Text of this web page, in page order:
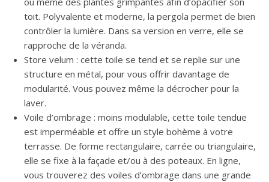
toit. Polyvalente et moderne, la pergola permet de bien
contrôler la lumière. Dans sa version en verre, elle se
rapproche de la véranda.
Store velum : cette toile se tend et se replie sur une
structure en métal, pour vous offrir davantage de
modularité. Vous pouvez même la décrocher pour la
laver.
Voile d’ombrage : moins modulable, cette toile tendue
est imperméable et offre un style bohème à votre
terrasse. De forme rectangulaire, carrée ou triangulaire,
elle se fixe à la façade et/ou à des poteaux. En ligne,
vous trouverez des voiles d’ombrage dans une grande